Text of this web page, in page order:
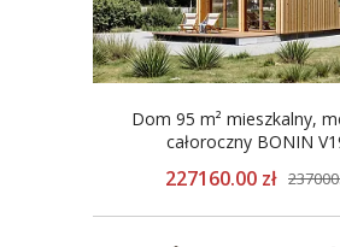
Dom 95 m² mieszkalny,
całoroczny BONIN
227160.00 zł